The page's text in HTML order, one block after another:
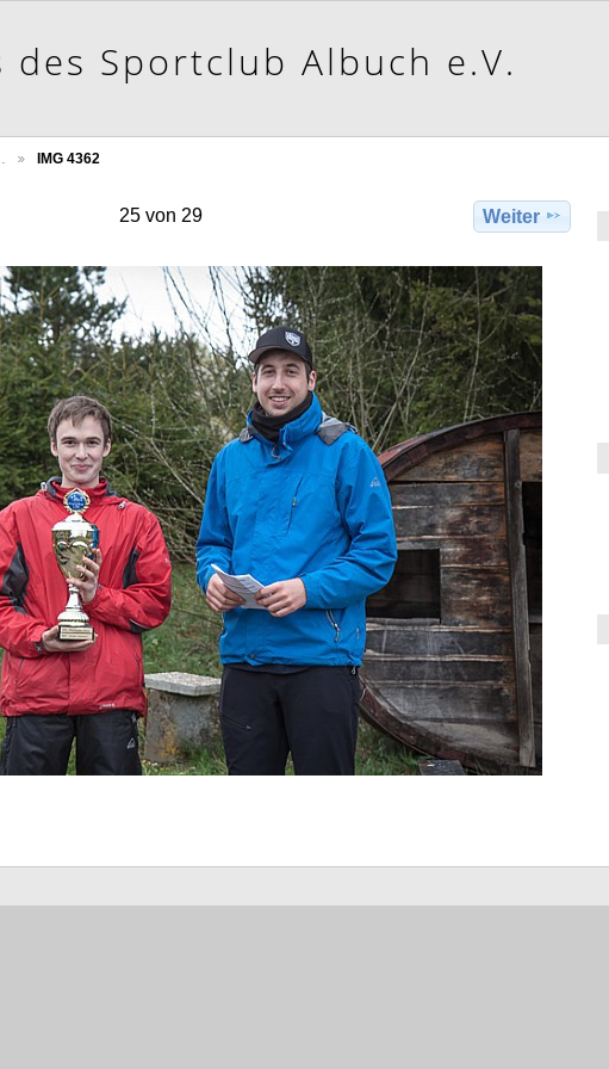
IMG 4362
25 von 29 Weiter